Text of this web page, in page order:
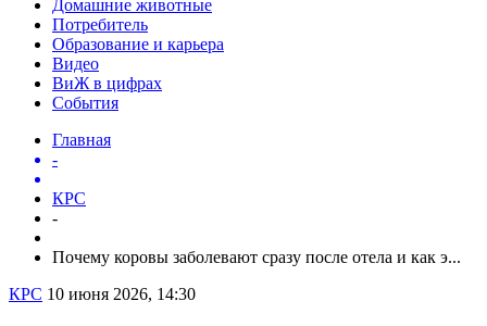
Домашние животные
Потребитель
Образование и карьера
Видео
ВиЖ в цифрах
События
Главная
-
КРС
-
Почему коровы заболевают сразу после отела и как э...
КРС 10 июня 2026, 14:30